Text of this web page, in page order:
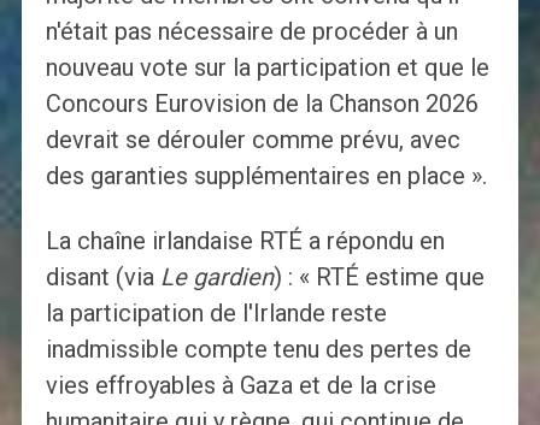
n'était pas nécessaire de procéder à un
nouveau vote sur la participation et que le
Concours Eurovision de la Chanson 2026
devrait se dérouler comme prévu, avec
des garanties supplémentaires en place ».
La chaîne irlandaise RTÉ a répondu en
disant (via Le gardien) : « RTÉ estime que
la participation de l'Irlande reste
inadmissible compte tenu des pertes de
vies effroyables à Gaza et de la crise